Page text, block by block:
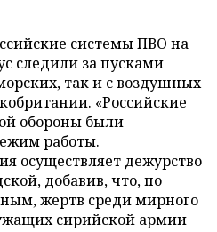
системы ПВО на
следили за пусками
так и с воздушных
«Российские
обороны были
работы.
осуществляет дежурство
добавив, что, по
жертв среди мирного
сирийской армии